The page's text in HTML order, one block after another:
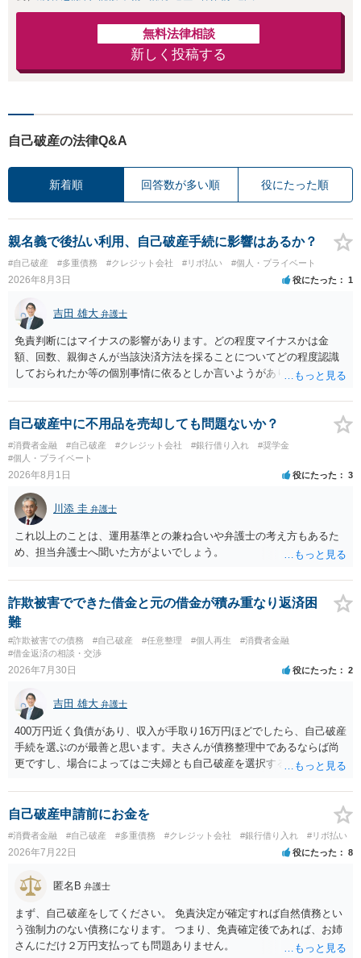
無料法律相談
新しく投稿する
自己破産の法律Q&A
新着順 回答数が多い順 役にたった順
親名義で後払い利用、自己破産手続に影響はあるか？
#自己破産 #多重債務 #クレジット会社 #リボ払い #個人・プライベート
2026年8月3日 役にたった 1
吉田 雄大 弁護士
免責判断にはマイナスの影響があります。どの程度マイナスかは金
額、回数、親御さんが当該決済方法を採ることについてどの程度認識
しておられたか等の個別事情に依るとしか言いようがありません。 と
なって相談し、善後策を考えることをお勧めします。
自己破産中に不用品を売却しても問題ないか？
#消費者金融 #自己破産 #クレジット会社 #銀行借り入れ
#奨学金
#個人・プライベート
2026年8月1日 役にたった 3
川添 圭 弁護士
これ以上のことは、運用基準との兼ね合いや弁護士の考え方もあるた
め、担当弁護士へ聞いた方がよいでしょう。
詐欺被害でできた借金と元の借金が積み重なり返済困
難
#詐欺被害での債務 #自己破産 #任意整理 #個人再生
#消費者金融
#借金返済の相談・交渉
2026年7月30日 役にたった 2
吉田 雄大 弁護士
400万円近く負債があり、収入が手取り16万円ほどでしたら、自己破産
手続を選ぶのが最善と思います。夫さんが債務整理中であるならば尚
更ですし、場合によってはご夫婦とも自己破産を選択する方法もある
自己破産申請前にお金を
#消費者金融 #自己破産 #多重債務 #クレジット会社 #銀行借り入れ #リボ払い
2026年7月22日 役にたった 8
匿名B 弁護士
まず、自己破産をしてください。 免責決定が確定すれば自然債務とい
う強制力のない債務になります。 つまり、免責確定後であれば、お姉
さんにだけ２万円支払っても問題ありません。